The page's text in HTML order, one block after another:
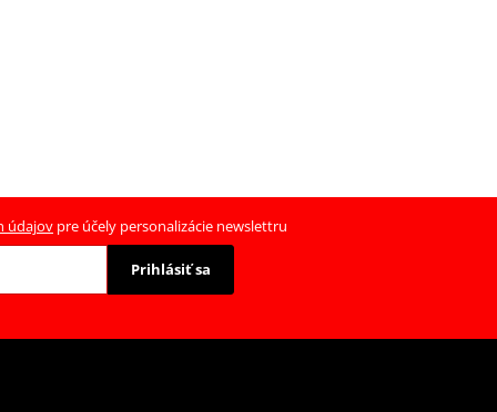
údajov pre účely personalizácie newslettru
Prihlásiť sa